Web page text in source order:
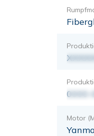
0000-
Motor